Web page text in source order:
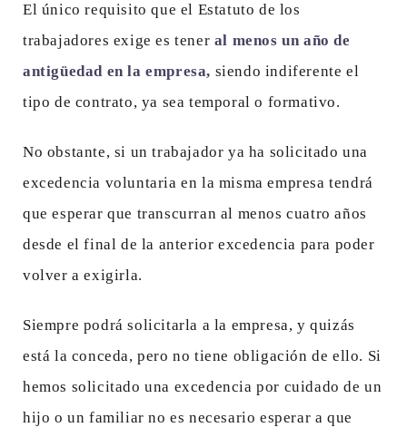
El único requisito que el Estatuto de los
trabajadores exige es tener al menos un año de
antigüedad en la empresa, siendo indiferente el
tipo de contrato, ya sea temporal o formativo.
No obstante, si un trabajador ya ha solicitado una
excedencia voluntaria en la misma empresa tendrá
que esperar que transcurran al menos cuatro años
desde el final de la anterior excedencia para poder
volver a exigirla.
Siempre podrá solicitarla a la empresa, y quizás
está la conceda, pero no tiene obligación de ello. Si
hemos solicitado una excedencia por cuidado de un
hijo o un familiar no es necesario esperar a que